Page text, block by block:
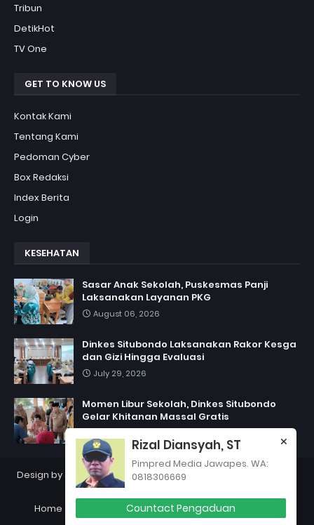
Tribun
DetikHot
TV One
GET TO KNOW US
Kontak Kami
Tentang Kami
Pedoman Cyber
Box Redaksi
Index Berita
Login
KESEHATAN
Sasar Anak Sekolah, Puskesmas Panji
Laksanakan Layanan PKG
August 06, 2026
Dinkes Situbondo Laksanakan Rakor Kesga
dan Gizi Hingga Evaluasi
July 29, 2026
Momen Libur Sekolah, Dinkes Situbondo
Gelar Khitanan Massal Gratis
Design by Jawapes| Copyright 2012PT Jawapes Indonesia
Home
Box Redaksi Contact
Pedoman Cyber
Rizal Diansyah, ST
Pimpred Media Jawapes. WA:
0818306669
Countact Pengaduan